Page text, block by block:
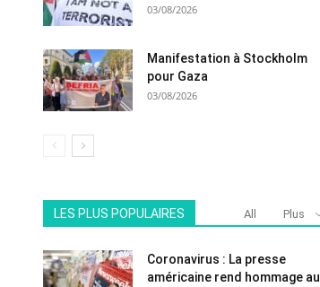
03/08/2026
Manifestation à Stockholm
pour Gaza
03/08/2026
LES PLUS POPULAIRES All Plus
Coronavirus : La presse
américaine rend hommage au